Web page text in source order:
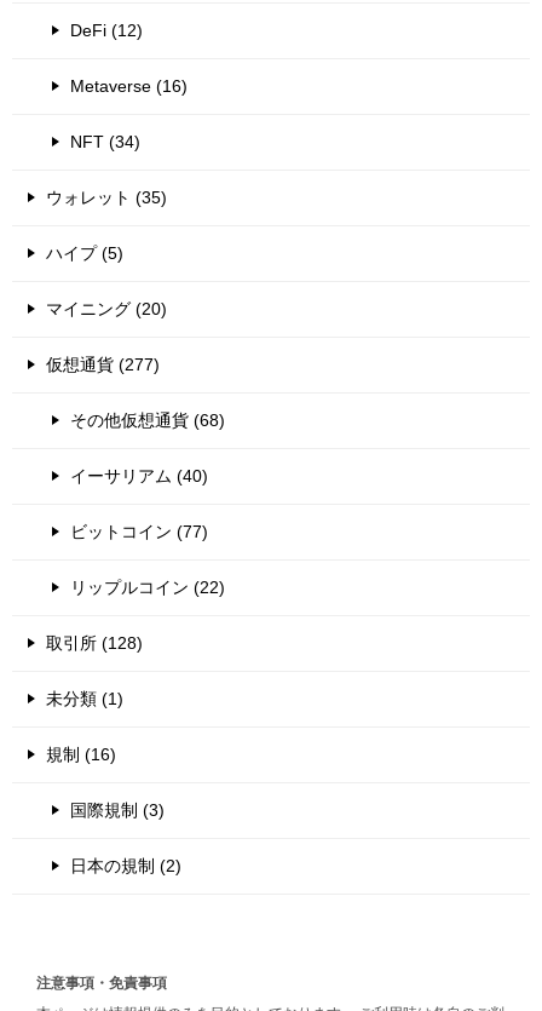
DeFi (12)
Metaverse (16)
NFT (34)
ウォレット (35)
ハイプ (5)
マイニング (20)
仮想通貨 (277)
その他仮想通貨 (68)
イーサリアム (40)
ビットコイン (77)
リップルコイン (22)
取引所 (128)
未分類 (1)
規制 (16)
国際規制 (3)
日本の規制 (2)
注意事項・免責事項